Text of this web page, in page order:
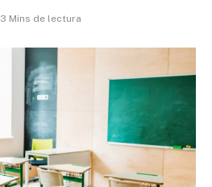
3 Mins de lectura